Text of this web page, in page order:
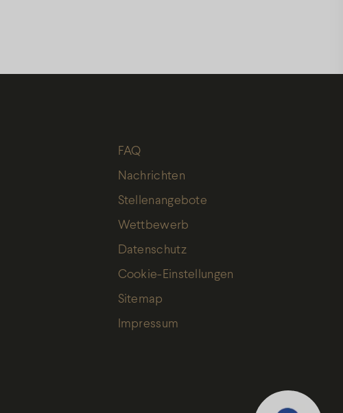
Ich habe die
Datenschutz
FAQ
Nachrichten
Stellenangebote
Wettbewerb
Datenschutz
Cookie-Einstellungen
Sitemap
Impressum